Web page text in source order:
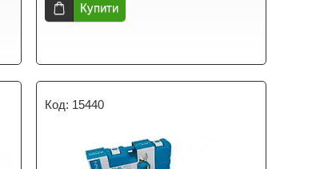
Купити
15440